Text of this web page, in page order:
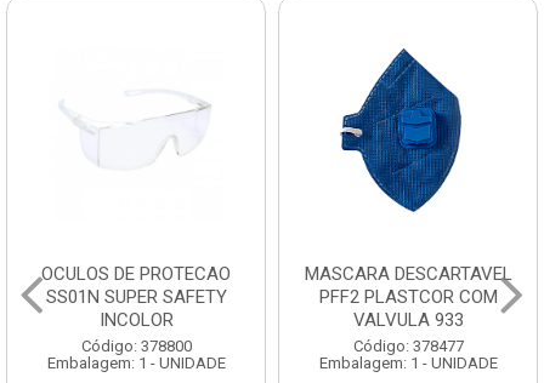
OCULOS DE PROTECAO
SS01N SUPER SAFETY
INCOLOR
Código: 378800
Embalagem: 1 - UNIDADE
MASCARA DESCARTAVEL
PFF2 PLASTCOR COM
VALVULA 933
Código: 378477
Embalagem: 1 - UNIDADE